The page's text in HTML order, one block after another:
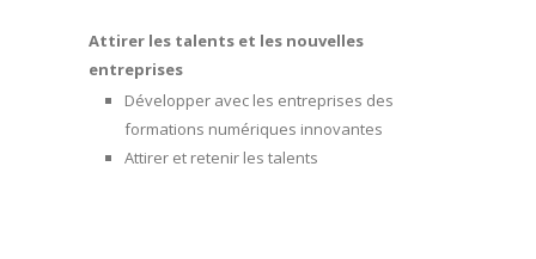
Attirer les talents et les nouvelles
entreprises
Développer avec les entreprises des
formations numériques innovantes
Attirer et retenir les talents